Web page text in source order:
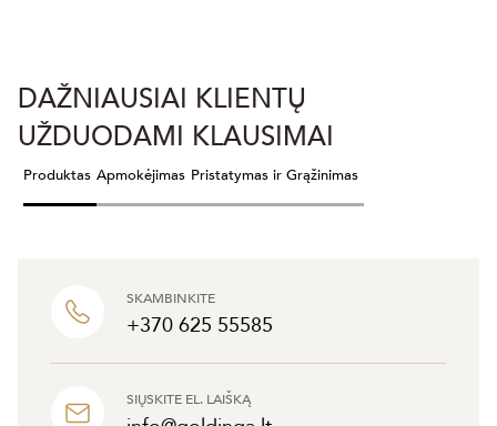
SKAMBINKITE
+370 625 55585
SIŲSKITE EL. LAIŠKĄ
DAŽNIAUSIAI KLIENTŲ
UŽDUODAMI KLAUSIMAI
Produktas Apmokėjimas Pristatymas ir Grąžinimas